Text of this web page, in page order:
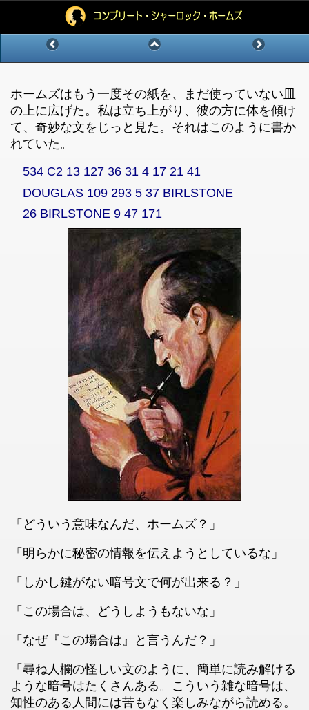
ホームズはもう一度その紙を、まだ使っていない皿
の上に広げた。私は立ち上がり、彼の方に体を傾け
て、奇妙な文をじっと見た。それはこのように書か
れていた。
534 C2 13 127 36 31 4 17 21 41
DOUGLAS 109 293 5 37 BIRLSTONE
26 BIRLSTONE 9 47 171
「どういう意味なんだ、ホームズ？」
「明らかに秘密の情報を伝えようとしているな」
「しかし鍵がない暗号文で何が出来る？」
「この場合は、どうしようもないな」
「なぜ『この場合は』と言うんだ？」
「尋ね人欄の怪しい文のように、簡単に読み解ける
ような暗号はたくさんある。こういう雑な暗号は、
知性のある人間には苦もなく楽しみながら読める。